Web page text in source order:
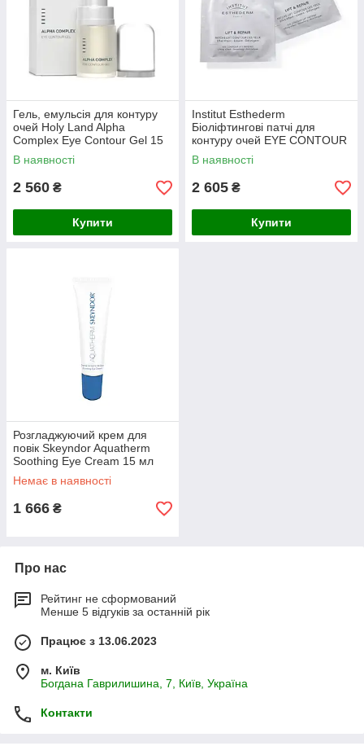
Гель, емульсія для контуру
очей Holy Land Alpha
Complex Eye Contour Gel 15
мл
В наявності
2 560 ₴
Купити
Institut Esthederm
Біоліфтингові патчі для
контуру очей EYE CONTOUR
LIFT PATCHES 10 шт
В наявності
2 605 ₴
Купити
Розгладжуючий крем для
повік Skeyndor Aquatherm
Soothing Eye Cream 15 мл
Немає в наявності
1 666 ₴
Про нас
Рейтинг не сформований
Менше 5 відгуків за останній рік
Працює з 13.06.2023
м. Київ
Богдана Гаврилишина, 7, Київ, Україна
Контакти